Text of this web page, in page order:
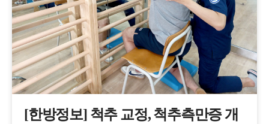
[한방정보] 척추 교정, 척추측만증 개